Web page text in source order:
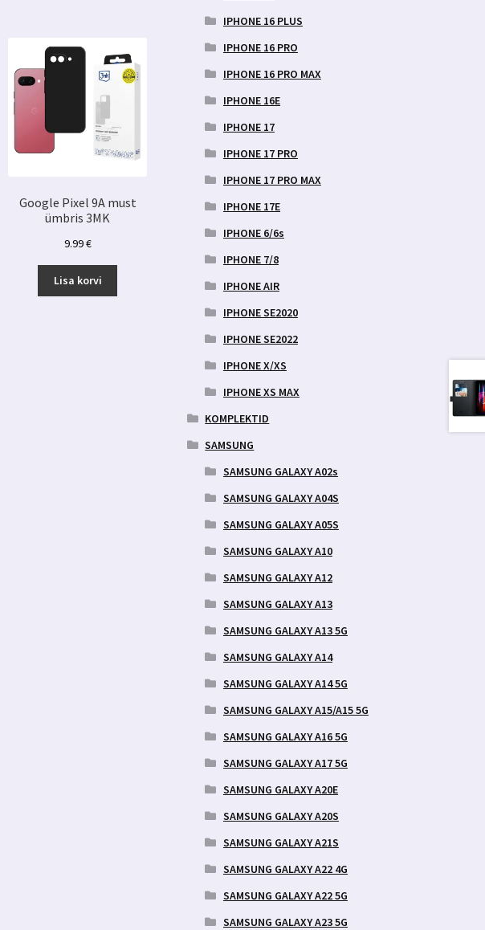
Google Pixel 9A must
ümbris 3MK
9.99€
Lisa korvi
IPHONE 16 PLUS
IPHONE 16 PRO
IPHONE 16 PRO MAX
IPHONE 16E
IPHONE 17
IPHONE 17 PRO
IPHONE 17 PRO MAX
IPHONE 17E
IPHONE 6/6s
IPHONE 7/8
IPHONE AIR
IPHONE SE2020
IPHONE SE2022
IPHONE X/XS
IPHONE XS MAX
KOMPLEKTID
SAMSUNG
SAMSUNG GALAXY A02s
SAMSUNG GALAXY A04S
SAMSUNG GALAXY A05S
SAMSUNG GALAXY A10
SAMSUNG GALAXY A12
SAMSUNG GALAXY A13
SAMSUNG GALAXY A13 5G
SAMSUNG GALAXY A14
SAMSUNG GALAXY A14 5G
SAMSUNG GALAXY A15/A15 5G
SAMSUNG GALAXY A16 5G
SAMSUNG GALAXY A17 5G
SAMSUNG GALAXY A20E
SAMSUNG GALAXY A20S
SAMSUNG GALAXY A21S
SAMSUNG GALAXY A22 4G
SAMSUNG GALAXY A22 5G
SAMSUNG GALAXY A23 5G